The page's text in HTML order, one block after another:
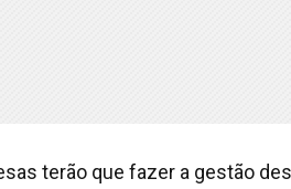
terão que fazer a gestão